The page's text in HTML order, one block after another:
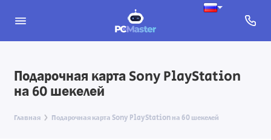
Подарочная карта Sony PlayStation
на 60 шекелей
Главная Подарочная карта Sony PlayStation на 60 шекелей